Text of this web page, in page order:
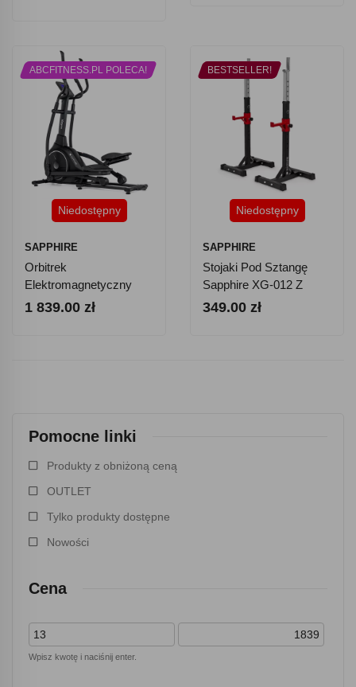
Pomocne linki
Produkty z obniżoną ceną
OUTLET
Tylko produkty dostępne
Nowości
Cena
Wpisz kwotę i naciśnij enter.
ABCFITNESS.PL POLECA!
Niedostępny
SAPPHIRE
Orbitrek
Elektromagnetyczny
Sapphire SG-650E
1 839.00 zł
BESTSELLER!
Niedostępny
SAPPHIRE
Stojaki Pod Sztangę
Sapphire XG-012 Z
Asekuracją
349.00 zł